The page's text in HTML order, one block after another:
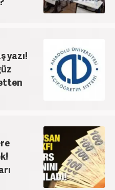
yazı!